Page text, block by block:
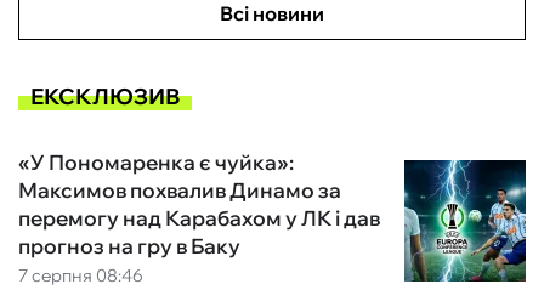
Всі новини
ЕКСКЛЮЗИВ
7 серпня 08:46
«У Пономаренка є чуйка»:
Максимов похвалив Динамо за
перемогу над Карабахом у ЛК і дав
прогноз на гру в Баку